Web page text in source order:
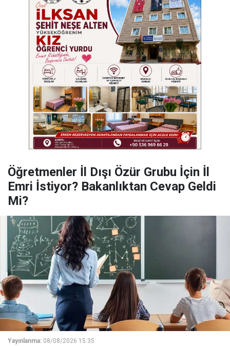
Öğretmenler İl Dışı Özür Grubu İçin İl
Emri İstiyor? Bakanlıktan Cevap Geldi
Mi?
Yayınlanma: 08/08/2026 15:35